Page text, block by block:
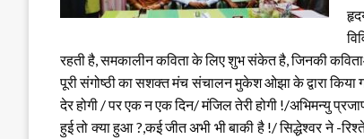
रहती है, समकालीन कविता के लिए शुभ संकेत है, जिनकी
पूरी संगोष्ठी का सशक्त मंच संचालन मुकेश ओझा के द्वारा किया
देर होगी / पर एक न एक दिन/ मंजिल तेरी होगी !/अभिमन्यु
हुई तो क्या हुआ ?,कई जीत अभी भी बाकी है !/ सिद्धेश्वर ने -